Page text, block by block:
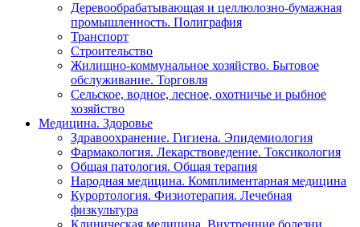
Деревообрабатывающая и целлюлозно-бумажная
промышленность. Полиграфия
Транспорт
Строительство
Жилищно-коммунальное хозяйство. Бытовое
обслуживание. Торговля
Сельское, водное, лесное, охотничье и рыбное
хозяйство
Медицина. Здоровье
Здравоохранение. Гигиена. Эпидемиология
Фармакология. Лекарствоведение. Токсикология
Общая патология. Общая терапия
Народная медицина. Комплиментарная медицина
Курортология. Физиотерапия. Лечебная
физкультура
Клиническая медицина. Внутренние болезни